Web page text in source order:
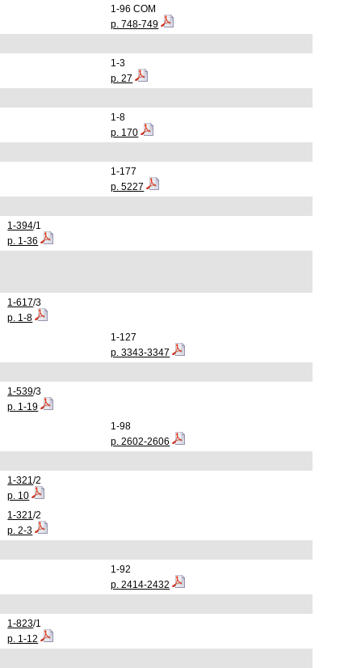
1-96 COM
p. 748-749
1-3
p. 27
1-8
p. 170
1-177
p. 5227
1-394/1
p. 1-36
1-617/3
p. 1-8
1-127
p. 3343-3347
1-539/3
p. 1-19
1-98
p. 2602-2606
1-321/2
p. 10
1-321/2
p. 2-3
1-92
p. 2414-2432
1-823/1
p. 1-12